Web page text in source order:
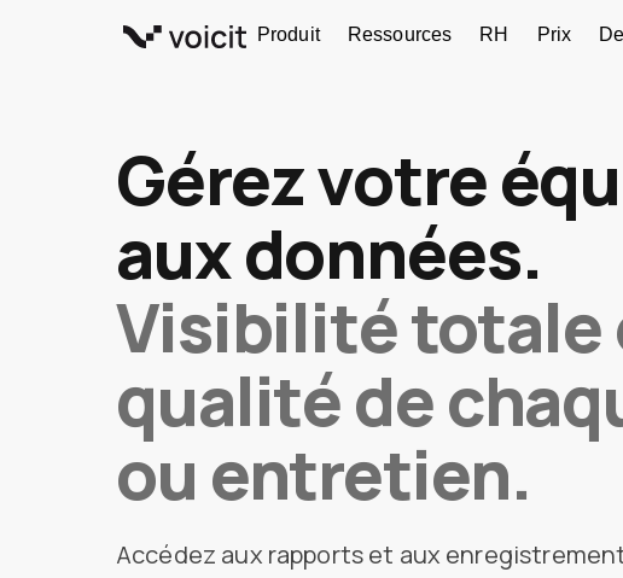
Produit Ressources RH Prix
Gérez votre
aux données.
Visibilité totale
qualité de
ou entretien.
Accédez aux rapports et aux